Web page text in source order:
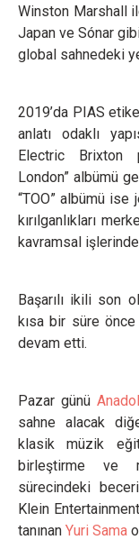
Winston Marshall
Japan ve Sónar
global sahnedeki
2019’da PIAS
anlatı odaklı
Electric Brixton
London” albümü
“TOO” albümü ise
kırılganlıkları
kavramsal
Başarılı ikili son
kısa bir süre
devam etti.
Pazar günü
sahne alacak
klasik müzik
birleştirme ve
sürecindeki
Klein
tanınan Yuri Sama